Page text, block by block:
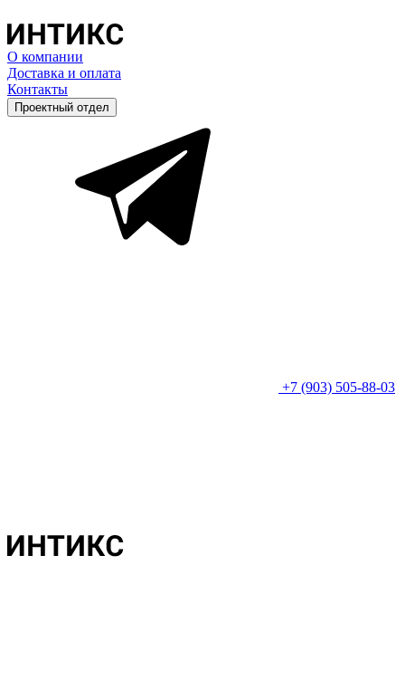
О компании
Доставка и оплата
Контакты
Проектный отдел
+7 (903) 505-88-03